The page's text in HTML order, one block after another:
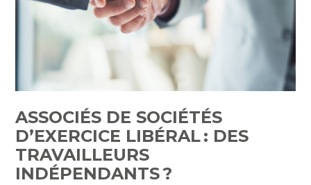
ASSOCIÉS DE SOCIÉTÉS
D’EXERCICE LIBÉRAL : DES
TRAVAILLEURS
INDÉPENDANTS ?